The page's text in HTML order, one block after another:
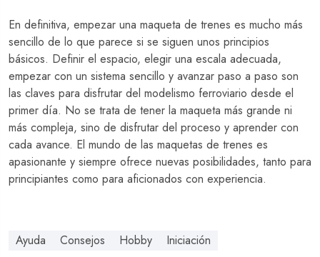
En definitiva, empezar una maqueta de trenes es mucho más
sencillo de lo que parece si se siguen unos principios
básicos. Definir el espacio, elegir una escala adecuada,
empezar con un sistema sencillo y avanzar paso a paso son
las claves para disfrutar del modelismo ferroviario desde el
primer día. No se trata de tener la maqueta más grande ni
más compleja, sino de disfrutar del proceso y aprender con
cada avance. El mundo de las maquetas de trenes es
apasionante y siempre ofrece nuevas posibilidades, tanto para
principiantes como para aficionados con experiencia.
Ayuda Consejos Hobby Iniciación